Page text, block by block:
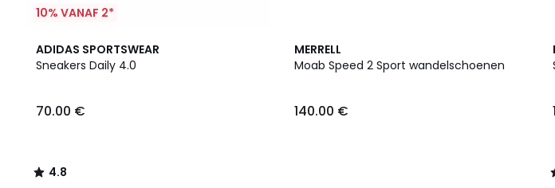
10% VANAF 2*
ADIDAS SPORTSWEAR
Sneakers Daily 4.0
€.
70.00 €
4.8
/ 5
4.8
/
MERRELL
Moab Speed 2 Sport wandelschoenen
140.00 €
/